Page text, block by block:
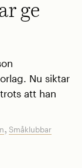
ge
Nu siktar
att han
,Småklubbar